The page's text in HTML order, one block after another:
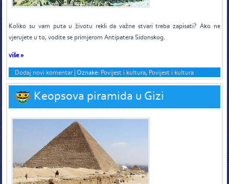
Koliko su vam puta u životu rekli da važne stvari treba zapisati? Ako ne
vjerujete u to, vodite se primjerom Antipatera Sidonskog.
više »
Dodaj novi komentar|Oznake: Povijest i kultura, Povijest i kultura
Keopsova piramida u Gizi